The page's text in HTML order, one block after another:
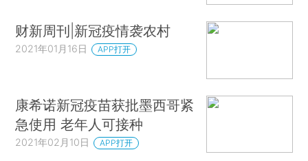
财新周刊|新冠疫情袭农村
2021年01月16日 APP打开
康希诺新冠疫苗获批墨西哥紧
急使用 老年人可接种
2021年02月10日 APP打开